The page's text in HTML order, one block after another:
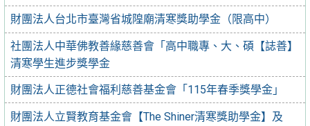
財團法人台北市臺灣省城隍廟清寒獎助學金（限高中）
社團法人中華佛教善緣慈善會「高中職專、大、碩【誌善】
清寒學生進步獎學金
財團法人正德社會福利慈善基金會「115年春季獎學金」
財團法人立賢教育基金會【The Shiner清寒獎助學金】及